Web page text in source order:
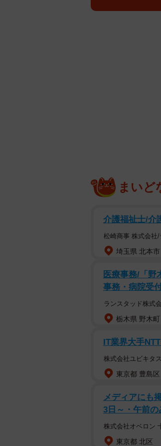
ワイパーのビビリ
どが考えられます。
▽ワイパーゴム・
・ワイパーゴムの
・ワイパーゴムに
・ワイパーブレー
・ガラスのコーテ
ムが引っ掛かりや
また、長く洗車を
また、ワイパーブ
といった部品の損
り、ビビリが発生
まいど
介護福祉士/介
松崎商事 株式会社
埼玉県 北本市
医療事務/「野
事務・病院受
ランスタッド株式
栃木県 野木町
IT業界大手
株式会社ユビキタス
東京都 豊島区
メディアにも
3日～・午前
株式会社オベロン
東京都 北区